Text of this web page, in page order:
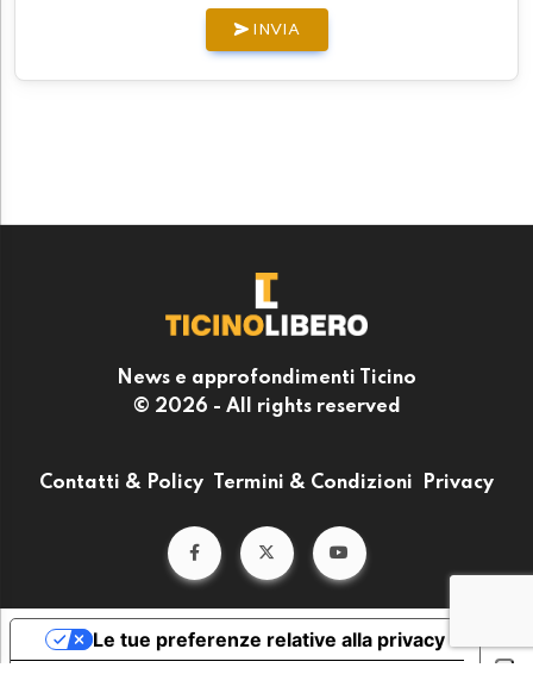
INVIA
News e approfondimenti Ticino
© 2026 - All rights reserved
Contatti & Policy Termini & Condizioni Privacy
Le tue preferenze relative alla privacy